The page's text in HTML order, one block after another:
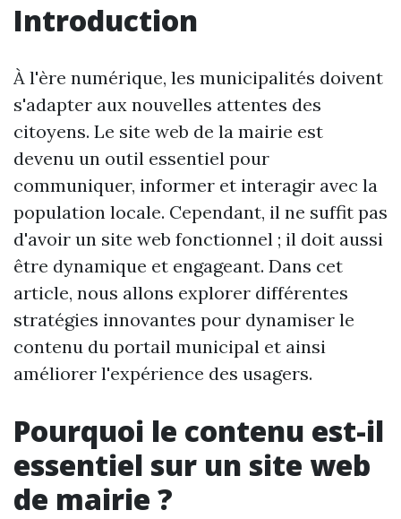
Introduction
À l'ère numérique, les municipalités doivent
s'adapter aux nouvelles attentes des
citoyens. Le site web de la mairie est
devenu un outil essentiel pour
communiquer, informer et interagir avec la
population locale. Cependant, il ne suffit pas
d'avoir un site web fonctionnel ; il doit aussi
être dynamique et engageant. Dans cet
article, nous allons explorer différentes
stratégies innovantes pour dynamiser le
contenu du portail municipal et ainsi
améliorer l'expérience des usagers.
Pourquoi le contenu est-il
essentiel sur un site web
de mairie ?